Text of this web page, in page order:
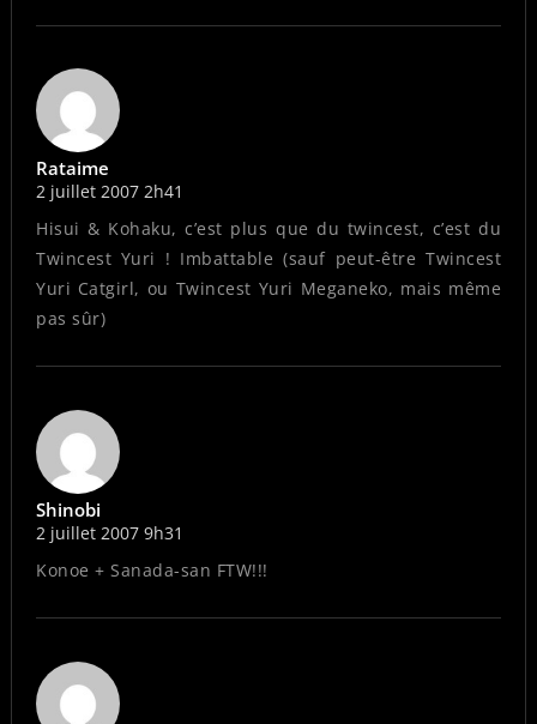
Rataime
2 juillet 2007 2h41
Hisui & Kohaku, c’est plus que du twincest, c’est du
Twincest Yuri ! Imbattable (sauf peut-être Twincest
Yuri Catgirl, ou Twincest Yuri Meganeko, mais même
pas sûr)
Shinobi
2 juillet 2007 9h31
Konoe + Sanada-san FTW!!!